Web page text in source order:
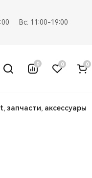
Вс: 11:00-19:00
0 0 0
запчасти, аксессуары